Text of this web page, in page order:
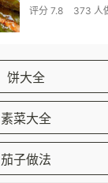
评分 7.8 373 人
饼大全
素菜大全
茄子做法